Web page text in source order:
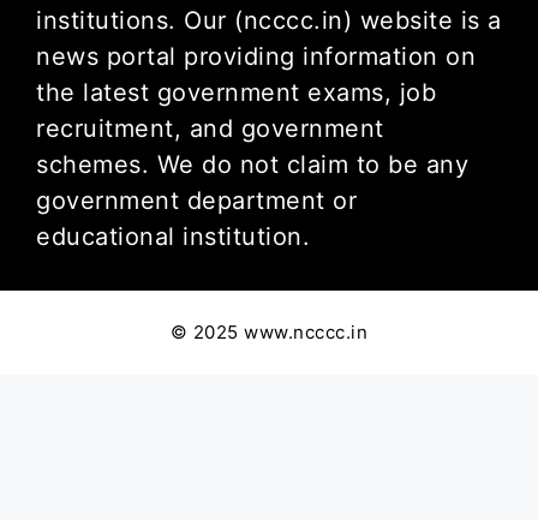
institutions. Our (ncccc.in) website is a
news portal providing information on
the latest government exams, job
recruitment, and government
schemes. We do not claim to be any
government department or
educational institution.
© 2025 www.ncccc.in